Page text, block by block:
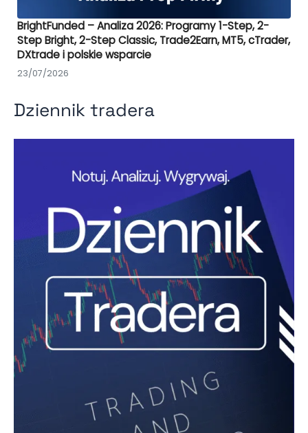
BrightFunded – Analiza 2026: Programy 1-Step, 2-
Step Bright, 2-Step Classic, Trade2Earn, MT5, cTrader,
DXtrade i polskie wsparcie
23/07/2026
Dziennik tradera